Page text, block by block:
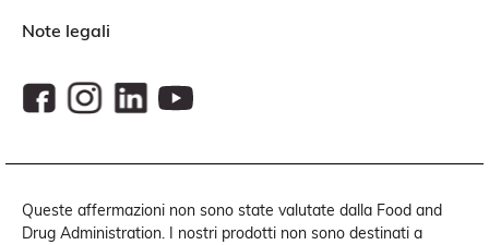
Note legali
Queste affermazioni non sono state valutate dalla Food and
Drug Administration. I nostri prodotti non sono destinati a